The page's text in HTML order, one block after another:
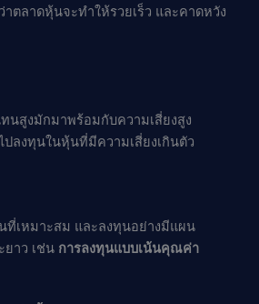
ตลาดหุ้นจะทำให้รวยเร็ว และคาดหวัง
นสูงมักมาพร้อมกับความเสี่ยงสูง
ปลงทุนในหุ้นที่มีความเสี่ยงเกินตัว
ที่เหมาะสม และลงทุนอย่างมีแผน
ยาว เช่น การลงทุนแบบเน้นคุณค่า